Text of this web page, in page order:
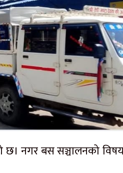
छ। नगर बस सञ्चालनको